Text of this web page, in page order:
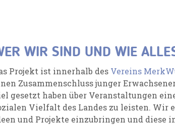
WIR SIND UND WIE
Projekt ist innerhalb des Vereins
Zusammenschluss junger
gesetzt haben über Veranstaltungen
Vielfalt des Landes zu leisten.
und Projekte einzubringen und diese